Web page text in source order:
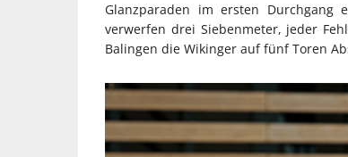
Glanzparaden im ersten Durchgang
verwerfen drei Siebenmeter, jeder
Balingen die Wikinger auf fünf Toren